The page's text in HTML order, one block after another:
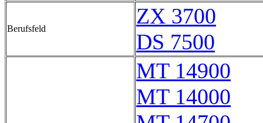
Berufsfeld
ZX 3700
DS 7500
MT 14900
MT 14000